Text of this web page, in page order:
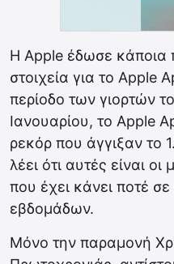
Η Apple έδωσε κάποια
στοιχεία για το Apple
περίοδο των γιορτών
Ιανουαρίου, το Apple
ρεκόρ που άγγιξαν το
λέει ότι αυτές είναι
που έχει κάνει ποτέ
εβδομάδων.
Μόνο την παραμονή